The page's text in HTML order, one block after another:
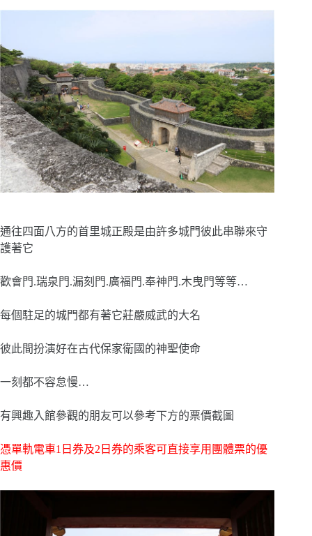
通往四面八方的首里城正殿是由許多城門彼此串聯來守
護著它
歡會門.瑞泉門.漏刻門.廣福門.奉神門.木曳門等等…
每個駐足的城門都有著它莊嚴威武的大名
彼此間扮演好在古代保家衛國的神聖使命
一刻都不容怠慢…
有興趣入館參觀的朋友可以參考下方的票價截圖
憑單軌電車1日券及2日券的乘客可直接享用團體票的優
惠價